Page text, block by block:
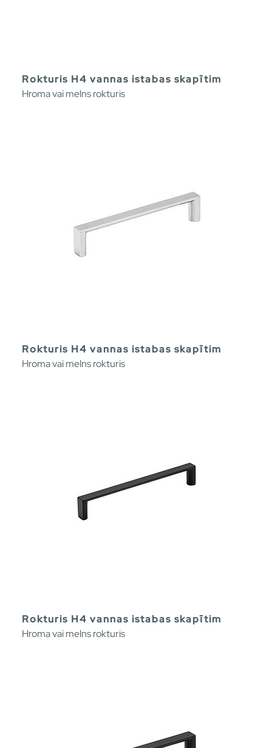
Rokturis H4 vannas istabas skapītim
Hroma vai melns rokturis
Rokturis H4 vannas istabas skapītim
Hroma vai melns rokturis
Rokturis H4 vannas istabas skapītim
Hroma vai melns rokturis